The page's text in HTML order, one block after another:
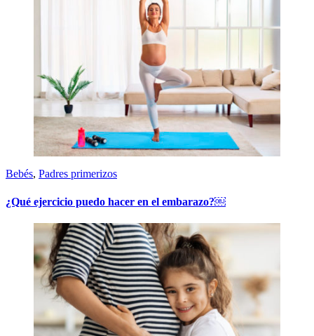
Bebés, Padres primerizos
¿Qué ejercicio puedo hacer en el embarazo?￼